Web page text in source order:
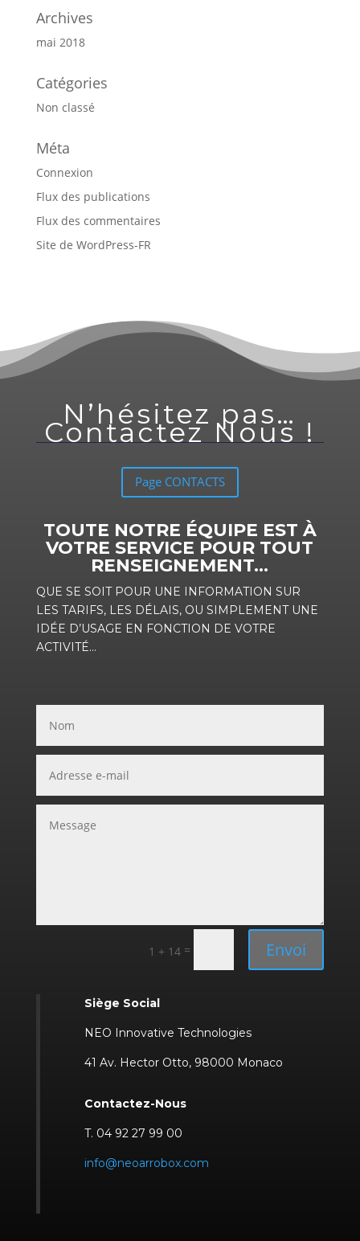
Archives
mai 2018
Catégories
Non classé
Méta
Connexion
Flux des publications
Flux des commentaires
Site de WordPress-FR
N’hésitez pas…
Contactez Nous !
Page CONTACTS
TOUTE NOTRE ÉQUIPE EST À
VOTRE SERVICE POUR TOUT
RENSEIGNEMENT…
QUE SE SOIT POUR UNE INFORMATION SUR
LES TARIFS, LES DÉLAIS, OU SIMPLEMENT UNE
IDÉE D’USAGE EN FONCTION DE VOTRE
ACTIVITÉ…
1 + 14 = Envoi
Siège Social
NEO Innovative Technologies
41 Av. Hector Otto, 98000 Monaco
Contactez-Nous
T. 04 92 27 99 00
info@neoarrobox.com